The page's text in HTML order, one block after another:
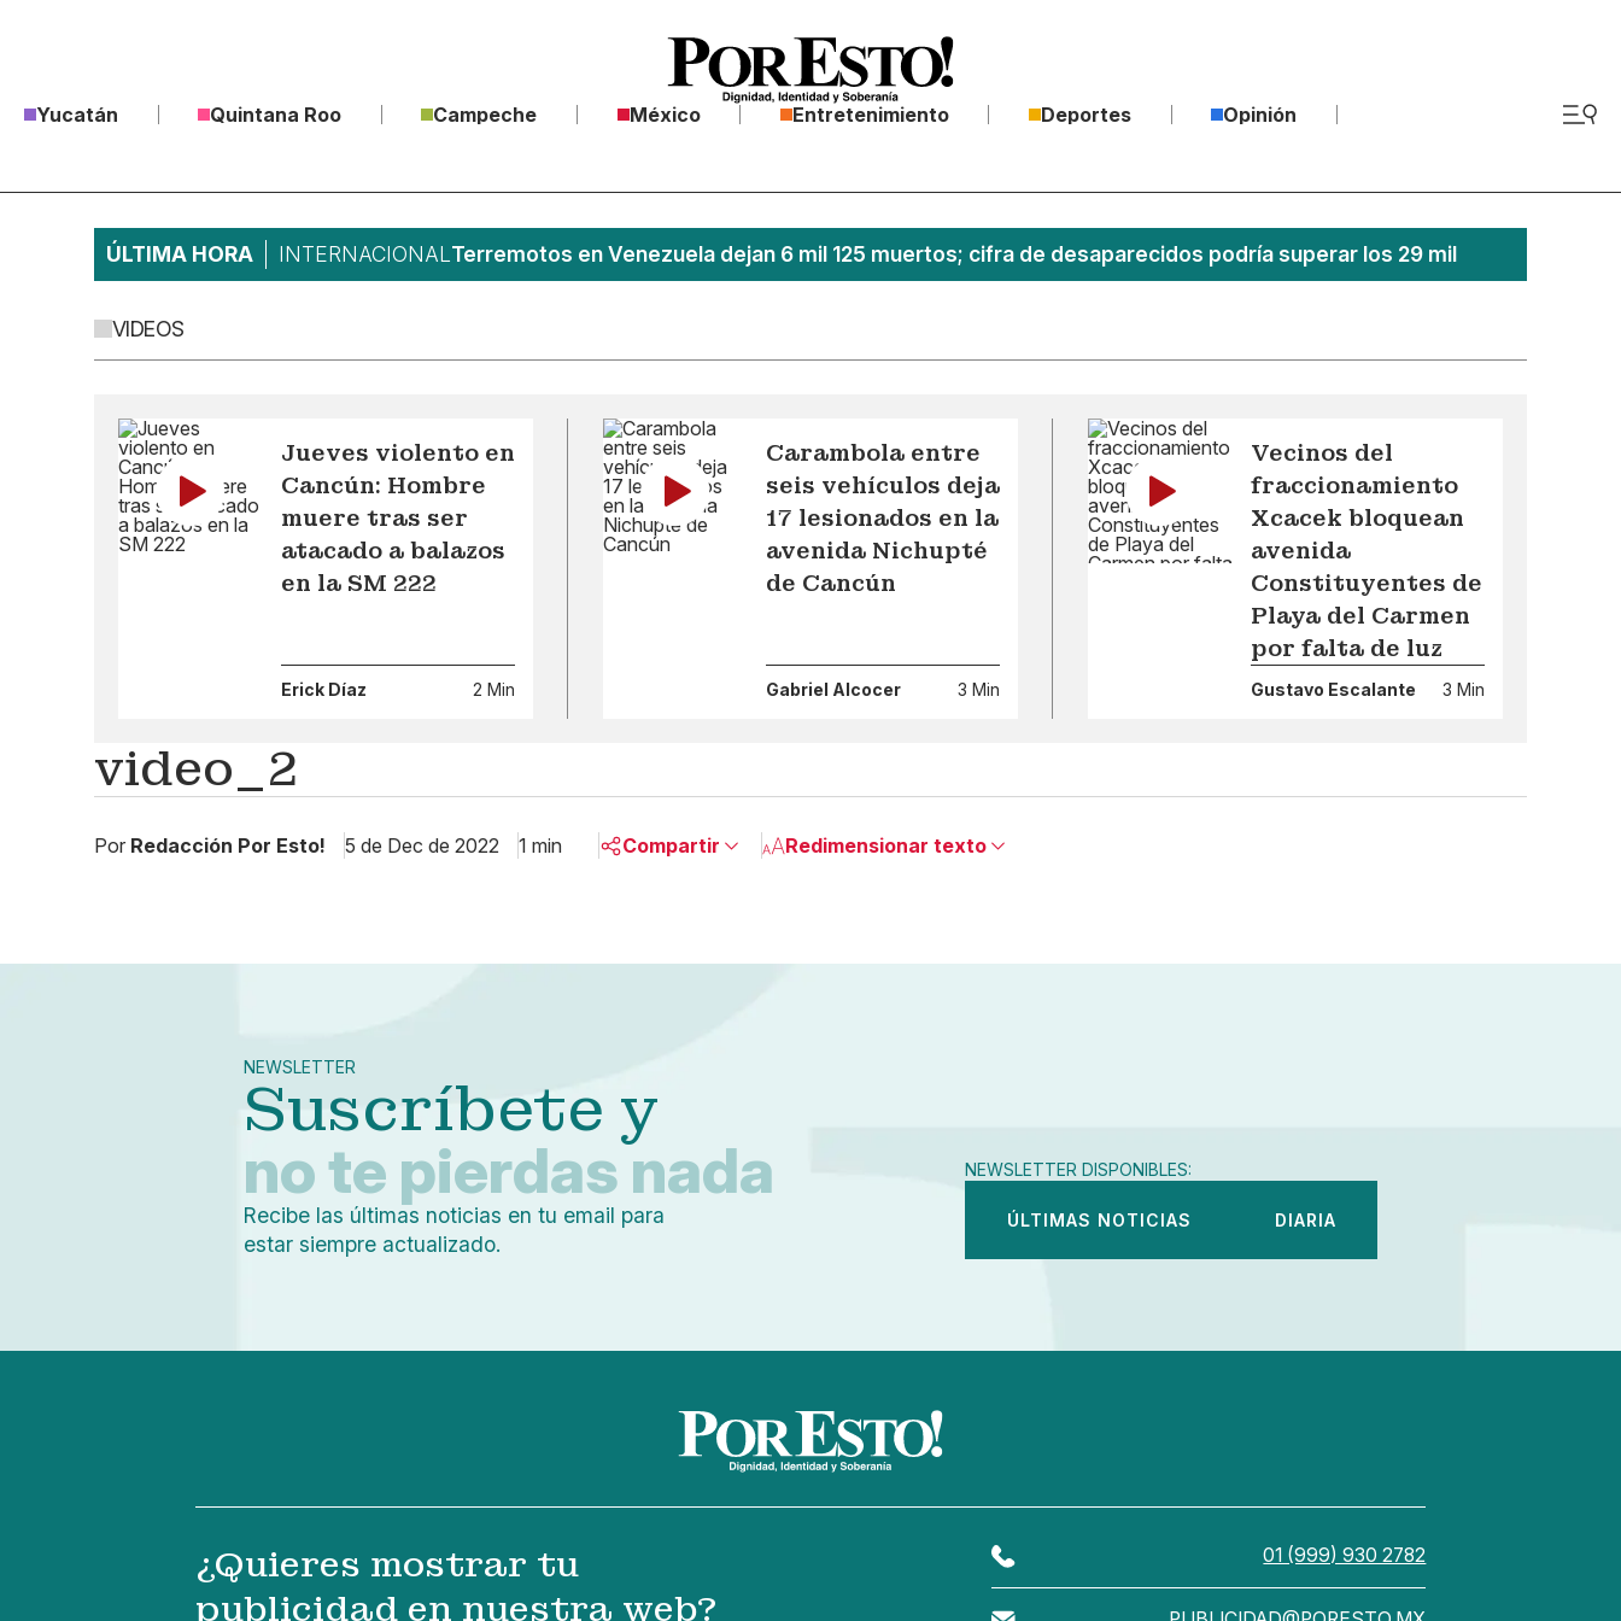
Yucatán Quintana Roo Campeche México Entretenimiento Deportes Opinión
ÚLTIMA HORA INTERNACIONAL Terremotos en Venezuela dejan 6 mil 125 muertos; cifra de desaparecidos podría superar los 29 mil
VIDEOS
Jueves violento en
Cancún: Hombre
muere tras ser
atacado a balazos
en la SM 222
Erick Díaz 2 Min
Carambola entre
seis vehículos deja
17 lesionados en la
avenida Nichupté
de Cancún
Gabriel Alcocer 3 Min
Vecinos del
fraccionamiento
Xcacek bloquean
avenida
Constituyentes de
Playa del Carmen
por falta de luz
Gustavo Escalante 3 Min
video_2
Por Redacción Por Esto! 5 de Dec de 2022 1 min Compartir Redimensionar texto
Grande
NEWSLETTER
Suscríbete y
no te pierdas nada
Recibe las últimas noticias en tu email para
estar siempre actualizado.
NEWSLETTER DISPONIBLES:
ÚLTIMAS NOTICIAS DIARIA
¿Quieres mostrar tu
publicidad en nuestra web?
01 (999) 930 2782